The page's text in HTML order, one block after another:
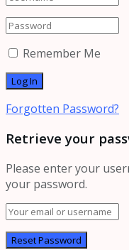
Remember Me
Forgotten Password?
Retrieve your
Please enter your
your password.